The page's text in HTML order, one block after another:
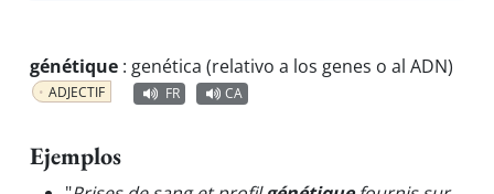
génétique : genética (relativo a los genes o al ADN)
ADJECTIF FR CA
Ejemplos